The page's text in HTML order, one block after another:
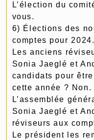
L’élection du
vous.
6) Élections des
comptes pour 2024.
Les anciens
Sonia Jaeglé et
candidats pour
cette année ? Non.
L’assemblée
Sonia Jaeglé et
réviseurs aux
Le président les